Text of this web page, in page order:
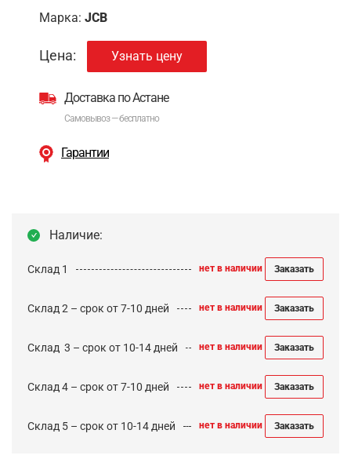
Марка: JCB
Цена: Узнать цену
Доставка по Астане
Самовывоз — бесплатно
Гарантии
Наличие:
Склад 1 нет в наличии Заказать
Склад 2 – срок от 7-10 дней нет в наличии Заказать
Cклад 3 – срок от 10-14 дней нет в наличии Заказать
Склад 4 – срок от 7-10 дней нет в наличии Заказать
Склад 5 – срок от 10-14 дней нет в наличии Заказать